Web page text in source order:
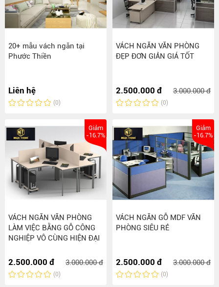
20+ mẫu vách ngăn tại
Phước Thiền
Liên hệ
(0)
VÁCH NGĂN VĂN PHÒNG
ĐẸP ĐƠN GIẢN GIÁ TỐT
2.500.000 đ 3.000.000 đ
(0)
Giảm
-16.7%
VÁCH NGĂN VĂN PHÒNG
LÀM VIỆC BẰNG GỖ CÔNG
NGHIỆP VÔ CÙNG HIỆN ĐẠI
2.500.000 đ 3.000.000 đ
(0)
Giảm
-16.7%
VÁCH NGĂN GỖ MDF VĂN
PHÒNG SIÊU RẺ
2.500.000 đ 3.000.000 đ
(0)